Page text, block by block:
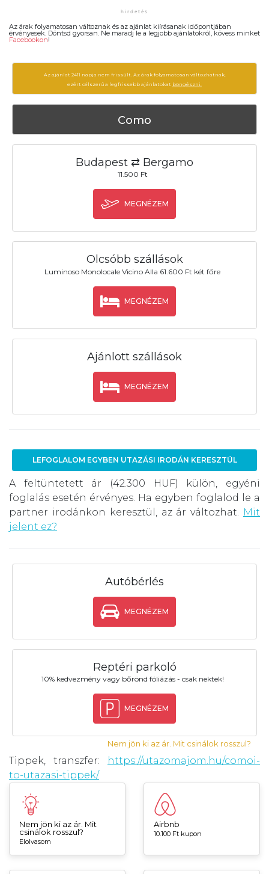
Az árak folyamatosan változnak és az ajánlat kiírásanak időpontjában
érvényesek. Döntsd gyorsan. Ne maradj le a legjobb ajánlatokról, kövess minket
Facebookon!
Az ajánlat 2411 napja nem frissült. Az árak folyamatosan változhatnak,
ezért célszerű a legfrissebb ajánlatokat böngészni.
Como
Budapest ⇄ Bergamo
11.500 Ft
MEGNÉZEM
Olcsóbb szállások
Luminoso Monolocale Vicino Alla 61.600 Ft két főre
MEGNÉZEM
Ajánlott szállások
MEGNÉZEM
LEFOGLALOM EGYBEN UTAZÁSI IRODÁN KERESZTÜL
A feltüntetett ár (42.300 HUF) külön, egyéni
foglalás esetén érvényes. Ha egyben foglalod le a
partner irodánkon keresztül, az ár változhat.
Mit
jelent ez?
Autóbérlés
MEGNÉZEM
Reptéri parkoló
10% kedvezmény vagy bőrönd fóliázás - csak nektek!
MEGNÉZEM
Nem jön ki az ár. Mit csinálok rosszul?
Tippek, transzfer:
https://utazomajom.hu/comoi-
to-utazasi-tippek/
Nem jön ki az ár. Mit
csinálok rosszul?
Elolvasom
Airbnb
10.100 Ft kupon